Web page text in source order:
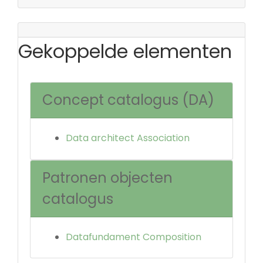
Gekoppelde elementen
Concept catalogus (DA)
Data architect Association
Patronen objecten
catalogus
Datafundament Composition